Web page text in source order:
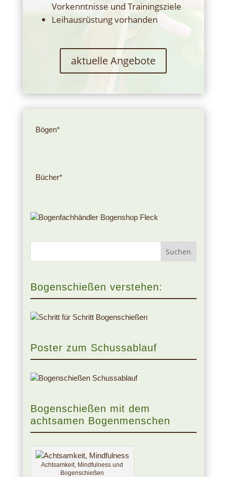
Vorkenntnisse und Trainingsziele
Leihausrüstung vorhanden
aktuelle Angebote
Bögen*
Bücher*
Bogenschießen verstehen:
Poster zum Schussablauf
Bogenschießen mit dem
achtsamen Bogenmenschen
Achtsamkeit, Mindfulness und
Bogenschießen